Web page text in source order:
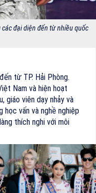
đại diện đến từ nhiều quốc
từ TP. Hải Phòng.
Nam và hiện hoạt
giáo viên dạy nhảy và
học vấn và nghề nghiệp
thích nghi với môi